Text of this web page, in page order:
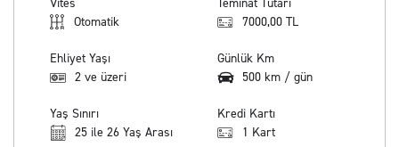
Otomatik
7000,00 TL
Ehliyet Yaşı
2 ve üzeri
Günlük Km
500 km / gün
Yaş Sınırı
25 ile 26 Yaş Arası
Kredi Kartı
1 Kart